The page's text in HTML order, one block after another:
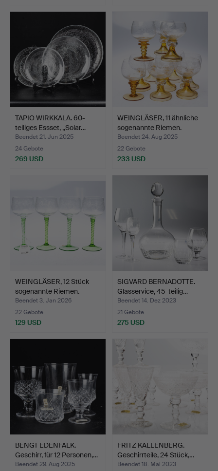
TAPIO WIRKKALA. 60-
teiliges Essset, „Solar…
Beendet 21. Jun 2025
24 Gebote
269 USD
WEINGLÄSER, 11 ähnliche
sogenannte Riemen.
Beendet 24. Aug 2025
22 Gebote
233 USD
WEINGLÄSER, 12 Stück
sogenannte Riemen.
Beendet 3. Jan 2026
22 Gebote
129 USD
SIGVARD BERNADOTTE.
Glasservice, 45-teilig…
Beendet 14. Dez 2023
21 Gebote
275 USD
BENGT EDENFALK.
Geschirr, für 12 Personen,…
Beendet 29. Aug 2025
FRITZ KALLENBERG.
Geschirrteile, 24 Stück,…
Beendet 18. Mai 2023